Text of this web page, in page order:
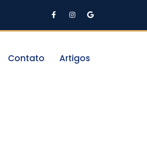
Contato Artigos